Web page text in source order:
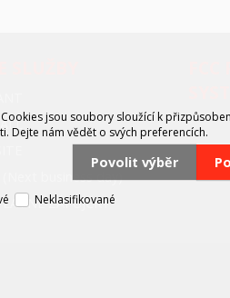
(Next business day)
ZÁPŮJČKY
jsou soubory sloužící k
Dejte nám vědět o svých preferencích.
Povolit výběr
Neklasifikované